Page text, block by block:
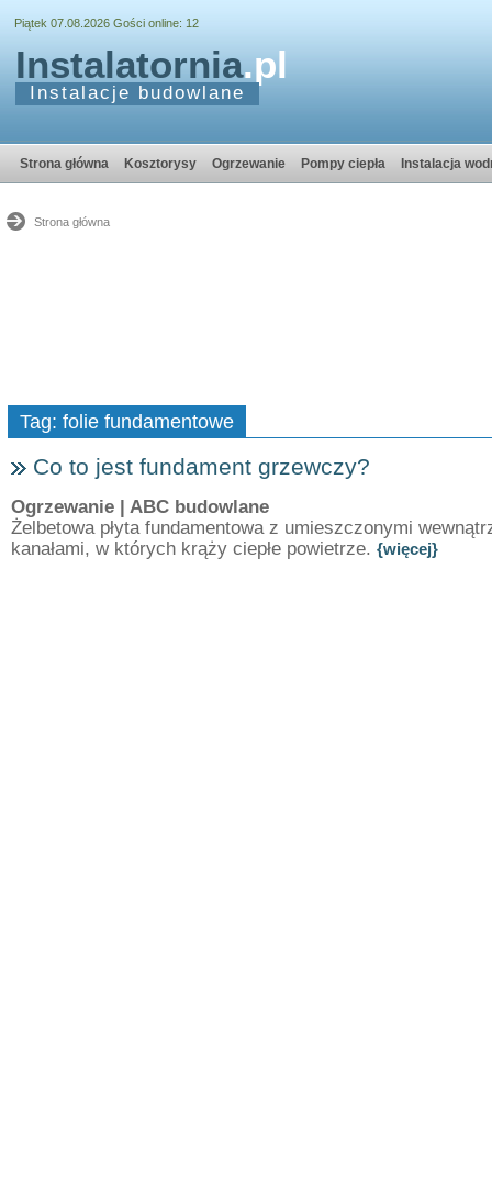
Piątek 07.08.2026 Gości online: 12
Instalatornia.pl
Instalacje budowlane
Strona główna Kosztorysy Ogrzewanie Pompy ciepła Instalacja
Strona główna
Tag: folie fundamentowe
Co to jest fundament grzewczy?
Ogrzewanie| ABC budowlane
Żelbetowa płyta fundamentowa z umieszczonymi
kanałami, w których krąży ciepłe powietrze. {więcej}